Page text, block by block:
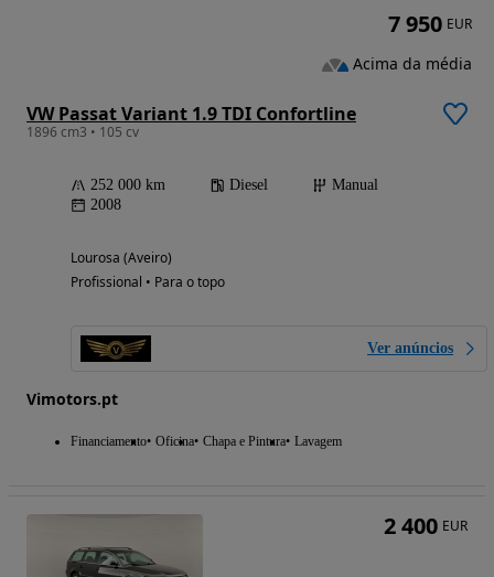
VW Passat Variant 1.9 TDI Confortline
1896 cm3 • 105 cv
252 000 km Diesel
Manual
2008
Lourosa (Aveiro)
Profissional • Para o topo
Ver anúncios
Vimotors.pt
Financiamento Oficina Chapa e Pintura Lavagem
7 950 EUR
Acima da média
2 400 EUR